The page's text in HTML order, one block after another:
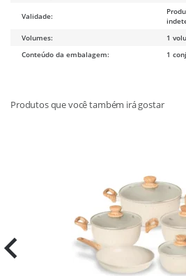
Validade:
Volumes:
1
Conteúdo da embalagem:
1